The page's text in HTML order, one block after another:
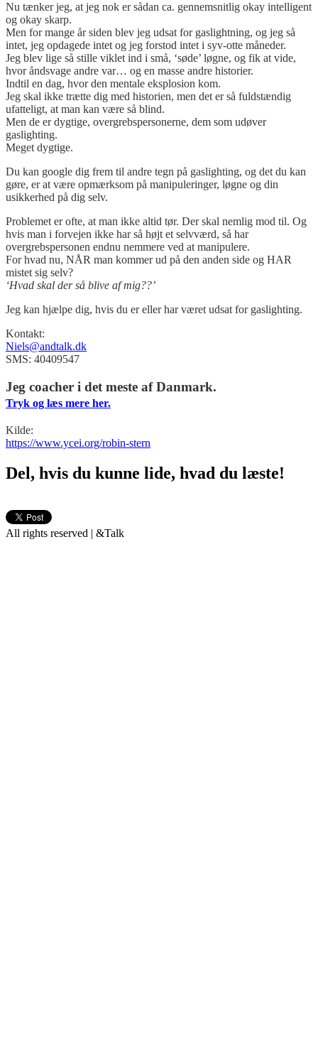
Nu tænker jeg, at jeg nok er sådan ca. gennemsnitlig okay intelligent
og okay skarp.
Men for mange år siden blev jeg udsat for gaslightning, og jeg så
intet, jeg opdagede intet og jeg forstod intet i syv-otte måneder.
Jeg blev lige så stille viklet ind i små, ‘søde’ løgne, og fik at vide,
hvor åndsvage andre var… og en masse andre historier.
Indtil en dag, hvor den mentale eksplosion kom.
Jeg skal ikke trætte dig med historien, men det er så fuldstændig
ufatteligt, at man kan være så blind.
Men de er dygtige, overgrebspersonerne, dem som udøver
gaslighting.
Meget dygtige.
Du kan google dig frem til andre tegn på gaslighting, og det du kan
gøre, er at være opmærksom på manipuleringer, løgne og din
usikkerhed på dig selv.
Problemet er ofte, at man ikke altid tør. Der skal nemlig mod til. Og
hvis man i forvejen ikke har så højt et selvværd, så har
overgrebspersonen endnu nemmere ved at manipulere.
For hvad nu, NÅR man kommer ud på den anden side og HAR
mistet sig selv?
‘Hvad skal der så blive af mig??’
Jeg kan hjælpe dig, hvis du er eller har været udsat for gaslighting.
Kontakt:
Niels@andtalk.dk
SMS: 40409547
Jeg coacher i det meste af Danmark.
Tryk og læs mere her.
Kilde:
https://www.ycei.org/robin-stern
Del, hvis du kunne lide, hvad du læste!
All rights reserved | &Talk